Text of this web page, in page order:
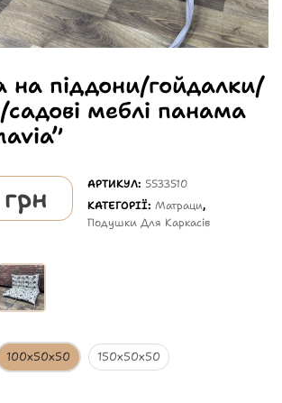
на піддони/гойдалки/
садові меблі панама
грн АРТИКУЛ: 5533510
КАТЕГОРІЇ:Матраци,
Подушки Для Каркасів
100х50х50 150х50х50